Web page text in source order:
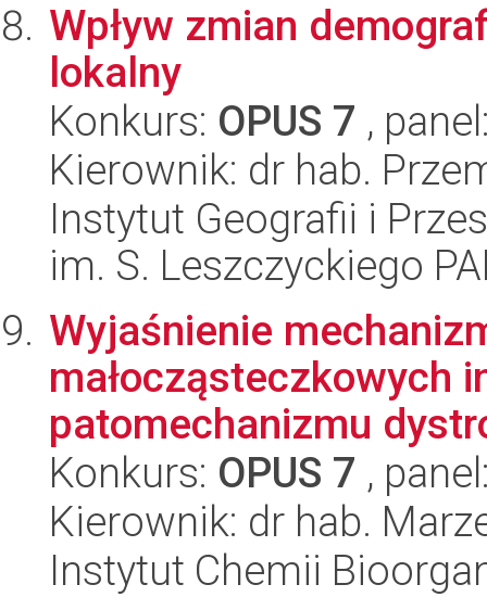
Wpływ zmian
lokalny
Konkurs: OPUS 7 ,
Kierownik: dr hab.
Instytut Geografii i
im. S. Leszczyckiego
Wyjaśnienie
małocząsteczkowych
patomechanizmu
Konkurs: OPUS 7 ,
Kierownik: dr hab.
Instytut Chemii